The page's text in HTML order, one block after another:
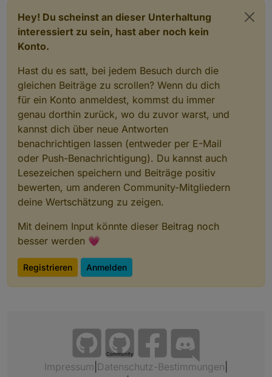
Hey! Du scheinst an dieser Unterhaltung
interessiert zu sein, hast aber noch kein
Konto.
Hast du es satt, bei jedem Besuch durch die
gleichen Beiträge zu scrollen? Wenn du dich
für ein Konto anmeldest, kommst du immer
genau dorthin zurück, wo du zuvor warst, und
kannst dich über neue Antworten
benachrichtigen lassen (entweder per E-Mail
oder Push-Benachrichtigung). Du kannst auch
Lesezeichen speichern und Beiträge positiv
bewerten, um anderen Community-Mitgliedern
deine Wertschätzung zu zeigen.
Mit deinem Input könnte dieser Beitrag noch
besser werden 💗
Registrieren Anmelden
Community
Impressum Datenschutz-Bestimmungen